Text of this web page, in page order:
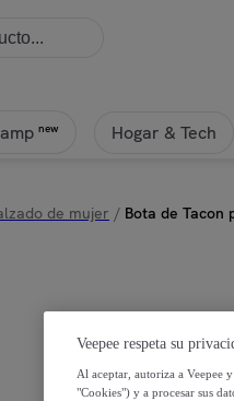
new Hogar & Tech
de mujer / Bota de Tacon
Veepee respeta su
Al aceptar, autoriza a Veepee
"Cookies") y a procesar sus